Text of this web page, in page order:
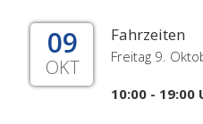
09
OKT
Fahrzeiten
Freitag 9.
10:00 - 19:00